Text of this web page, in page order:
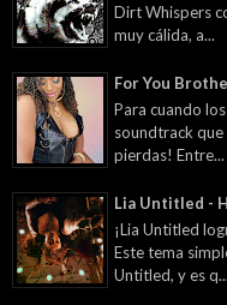
Dirt Whispers
muy cálida, a...
For You
Para cuando
soundtrack
pierdas! Entre...
Lia Untitled -
¡Lia Untitled
Este tema
Untitled, y es q...